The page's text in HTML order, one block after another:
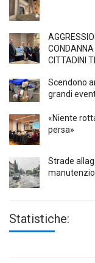
CITTADINI
Scendono
grandi
«Niente
persa»
Strade
Statistiche: